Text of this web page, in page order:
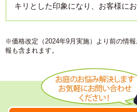
キリとした印象になり、お客様に
※価格改定（2024年9月実施）より前の情
報も含まれます。